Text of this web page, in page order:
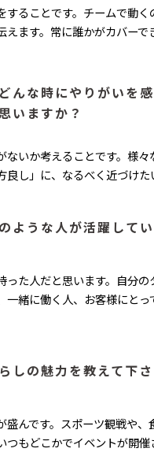
することです。チームで動
えます。常に誰かがカバーで
んな時にやりがいを
いますか？
ないか考えることです。様
し」に、なるべく近づけた
ような人が活躍して
った人だと思います。自分
一緒に働く人、お客様にと
しの魅力​を教えて下さ
盛んです。スポーツ観戦や
つもどこかでイベントが開催